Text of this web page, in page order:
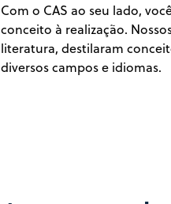
Com o CAS ao seu lado,
conceito à realização.
literatura, destilaram
diversos campos e idiomas.